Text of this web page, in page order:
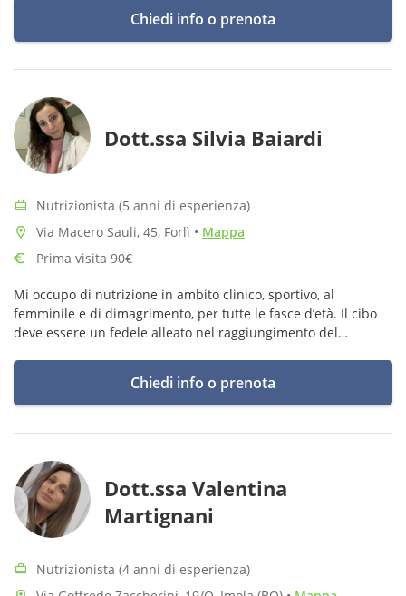
Chiedi info o prenota
Dott.ssa Silvia Baiardi
Nutrizionista (5 anni di esperienza)
Via Macero Sauli, 45, Forlì • Mappa
Prima visita 90€
Mi occupo di nutrizione in ambito clinico, sportivo, al
femminile e di dimagrimento, per tutte le fasce d’età. Il cibo
deve essere un fedele alleato nel raggiungimento del
Chiedi info o prenota
Dott.ssa Valentina
Martignani
Nutrizionista (4 anni di esperienza)